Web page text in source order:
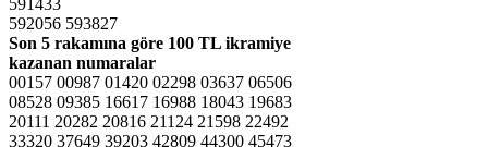
591433
592056 593827
Son 5 rakamına göre 100 TL ikramiye
kazanan numaralar
00157 00987 01420 02298 03637 06506
08528 09385 16617 16988 18043 19683
20111 20282 20816 21124 21598 22492
33320 37649 39203 42809 44300 45473